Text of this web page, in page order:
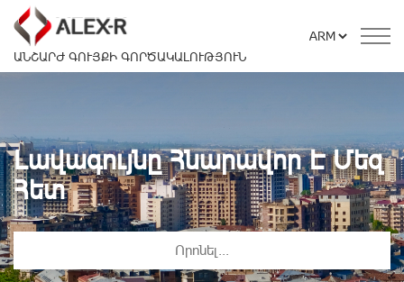
ԱՆՇԱՐԺ ԳՈՒՅՔԻ ԳՈՐԾԱԿԱԼՈՒԹՅՈՒՆ
Լավագույնը Հնարավոր Է Մեզ
Հետ